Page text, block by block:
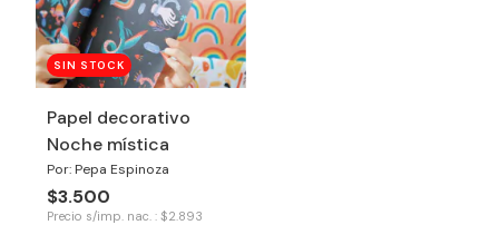
SIN STOCK
Papel decorativo
Noche mística
Por: Pepa Espinoza
$3.500
Precio s/imp. nac. : $2.893